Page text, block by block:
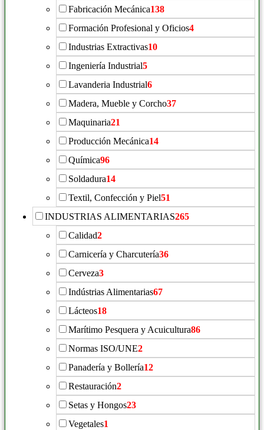
Fabricación Mecánica138
Formación Profesional y Oficios4
Industrias Extractivas10
Ingeniería Industrial5
Lavanderia Industrial6
Madera, Mueble y Corcho37
Maquinaria21
Producción Mecánica14
Química96
Soldadura14
Textil, Confección y Piel51
INDUSTRIAS ALIMENTARIAS265
Calidad2
Carnicería y Charcutería36
Cerveza3
Indústrias Alimentarias67
Lácteos18
Marítimo Pesquera y Acuicultura86
Normas ISO/UNE2
Panadería y Bollería12
Restauración2
Setas y Hongos23
Vegetales1